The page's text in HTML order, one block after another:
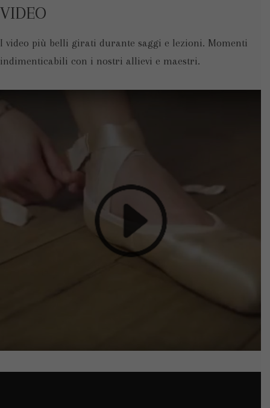
VIDEO
I video più belli girati durante saggi e lezioni. Momenti
indimenticabili con i nostri allievi e maestri.